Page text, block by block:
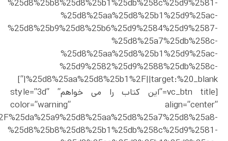
%25d8%25b8%25d8%25b1%25db%258c%25d9%2581-
%25d8%25aa%25d8%25b1%25d9%25ac-
%25d8%25b9%25d8%25b6%25d9%2584%25d9%2587-
%25d8%25a7%25db%258c-
%25d8%25aa%25d8%25b1%25d9%25ac-
%25d9%2582%25d9%2588%25db%258c-
%25d8%25aa%25d8%25b1%2F||target:%20_blank|”]
[vc_btn title=”این کتاب را می خواهم” style=”3d”
color=”warning” align=”center”
%25d8%25b8%25d8%25b1%25db%258c%25d9%2581-